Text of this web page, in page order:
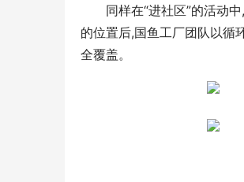
同样在“进社区”的活动
的位置后,国鱼工厂团队以循
全覆盖。